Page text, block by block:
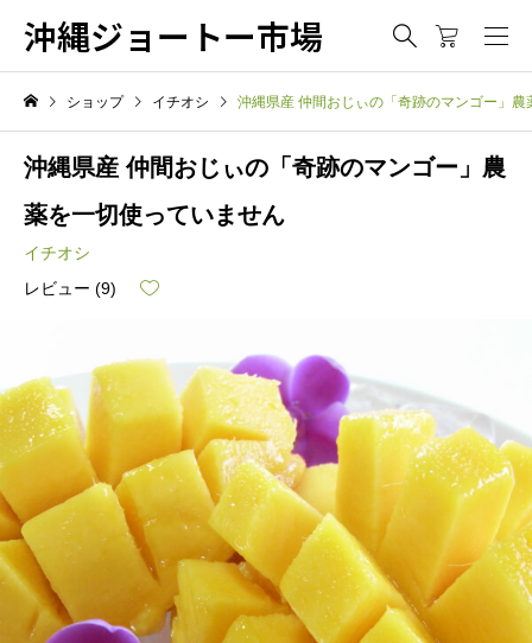
沖縄ジョートー市場
ショップ イチオシ 沖縄県産 仲間おじぃの「奇跡のマンゴー」
沖縄県産 仲間おじぃの「奇跡のマンゴー」農
薬を一切使っていません
イチオシ
レビュー (9)